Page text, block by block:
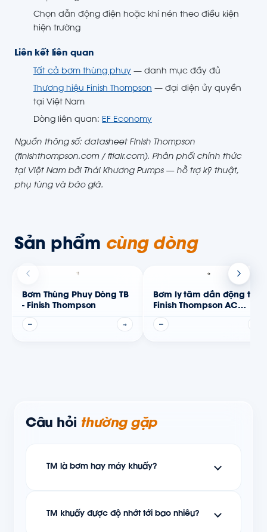
Chọn dẫn động điện hoặc khí nén theo điều kiện
hiện trường
Liên kết liên quan
Tất cả bơm thùng phuy — danh mục đầy đủ
Thương hiệu Finish Thompson — đại diện ủy quyền
tại Việt Nam
Dòng liên quan: EF Economy
Nguồn thông số: datasheet Finish Thompson
(finishthompson.com / ftiair.com). Phân phối chính thức
tại Việt Nam bởi Thái Khương Pumps — hỗ trợ kỹ thuật,
phụ tùng và báo giá.
Sản phẩm cùng dòng
Bơm Thùng Phuy Dòng TB
- Finish Thompson
— →
Bơm ly tâm dẫn động từ
Finish Thompson AC
Series
—
Câu hỏi thường gặp
TM là bơm hay máy khuấy?
TM khuấy được độ nhớt tới bao nhiêu?